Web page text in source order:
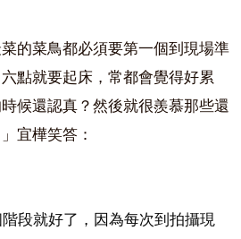
菜的菜鳥都必須要第一個到現場準
點就要起床，常都會覺得好累
候還認真？然後就很羨慕那些還
宜樺笑答：
階段就好了，因為每次到拍攝現